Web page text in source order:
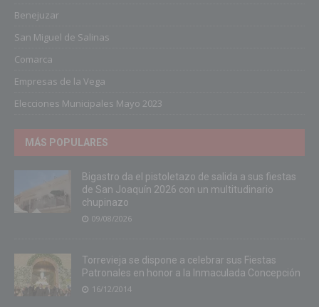
Benejuzar
San Miguel de Salinas
Comarca
Empresas de la Vega
Elecciones Municipales Mayo 2023
MÁS POPULARES
Bigastro da el pistoletazo de salida a sus fiestas
de San Joaquín 2026 con un multitudinario
chupinazo
09/08/2026
Torrevieja se dispone a celebrar sus Fiestas
Patronales en honor a la Inmaculada Concepción
16/12/2014